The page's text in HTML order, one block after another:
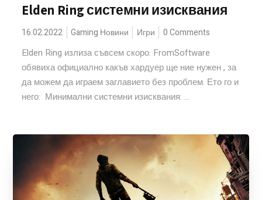
Elden Ring системни изисквания
16.02.2022 Gaming Новини Игри 0 Comments
Elden Ring излиза съвсем скоро. FromSoftware
обявиха официално какъв хардуер ще ние нужен , за
да можем да играем заглавието без проблем. Ето го и
него: Минимални системни изисквания: ...